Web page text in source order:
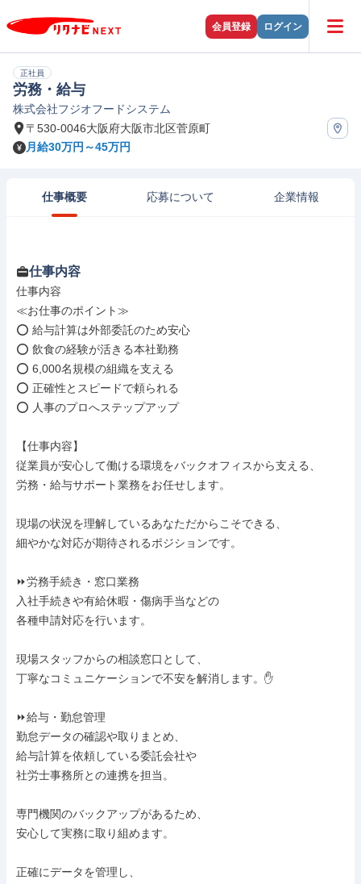
会員登録 ログイン
正社員
労務・給与
株式会社フジオフードシステム
〒530-0046大阪府大阪市北区菅原町
月給30万円～45万円
仕事概要 応募について 企業情報
仕事内容
仕事内容
≪お仕事のポイント≫
⭕ 給与計算は外部委託のため安心
⭕ 飲食の経験が活きる本社勤務
⭕ 6,000名規模の組織を支える
⭕ 正確性とスピードで頼られる
⭕ 人事のプロへステップアップ
【仕事内容】
従業員が安心して働ける環境をバックオフィスから支える、
労務・給与サポート業務をお任せします。
現場の状況を理解しているあなただからこそできる、
細やかな対応が期待されるポジションです。
⏩労務手続き・窓口業務
入社手続きや有給休暇・傷病手当などの
各種申請対応を行います。
現場スタッフからの相談窓口として、
丁寧なコミュニケーションで不安を解消します。✋
⏩給与・勤怠管理
勤怠データの確認や取りまとめ、
給与計算を依頼している委託会社や
社労士事務所との連携を担当。
専門機関のバックアップがあるため、
安心して実務に取り組めます。
正確にデータを管理し、